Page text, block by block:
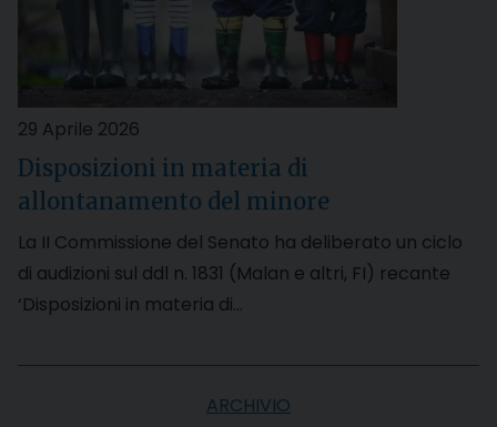
29 Aprile 2026
Disposizioni in materia di
allontanamento del minore
La II Commissione del Senato ha deliberato un ciclo
di audizioni sul ddl n. 1831 (Malan e altri, FI) recante
‘Disposizioni in materia di…
ARCHIVIO